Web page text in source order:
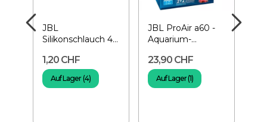
JBL
Silikonschlauch 4-
Aquariumschlauch
1,20 CHF
Auf Lager (4)
JBL ProAir a60 -
Aquarium-
23,90 CHF
Auf Lager (1)